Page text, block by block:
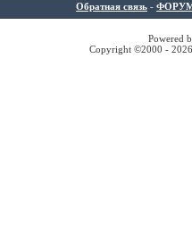
Обратная связь - ФОРУМ:
Powered
Copyright ©2000 -